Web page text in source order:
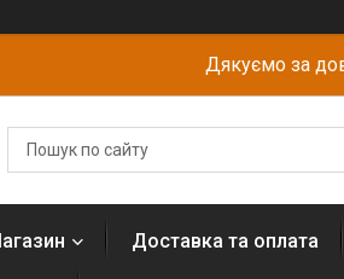
Дякуємо за
Доставка та оплата